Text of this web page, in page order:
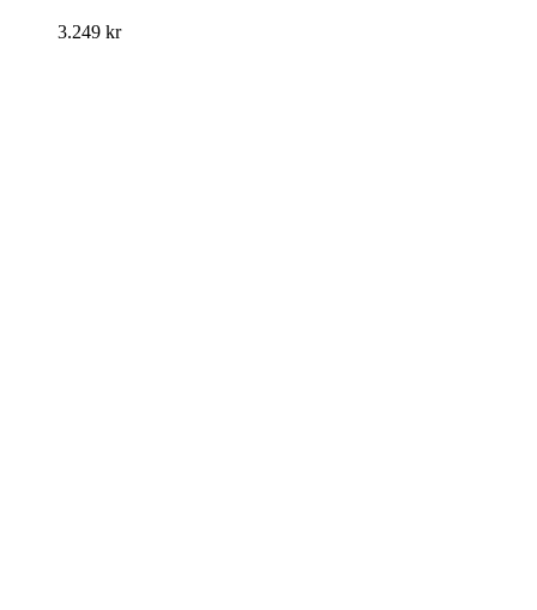
3.249 kr